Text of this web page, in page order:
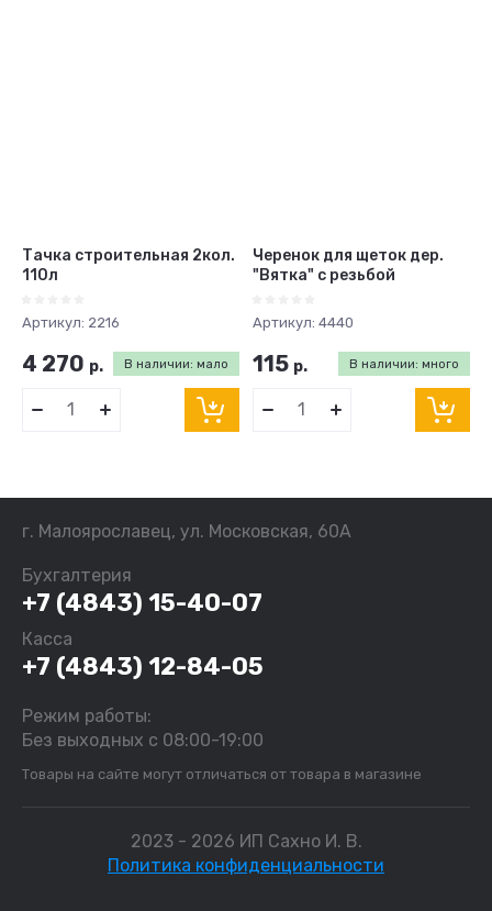
Тачка строительная 2кол.
110л
Артикул: 2216
В наличии: мало
4 270 р.
Черенок для щеток дер.
"Вятка" с резьбой
Артикул: 4440
В наличии: много
115 р.
г. Малоярославец, ул. Московская, 60А
Бухгалтерия
+7 (4843) 15-40-07
Касса
+7 (4843) 12-84-05
Режим работы:
Без выходных с 08:00-19:00
Товары на сайте могут отличаться от товара в магазине
2023 - 2026 ИП Сахно И. В.
Политика конфиденциальности